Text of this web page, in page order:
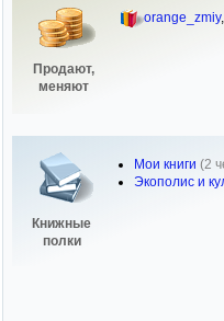
Продают,
меняют
orange_zmiy,
Книжные
полки
Мои книги (2
Экополис и